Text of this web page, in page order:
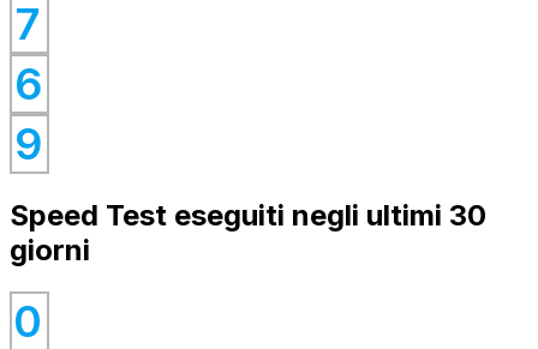
7
0
6
0
9
0
Speed Test eseguiti negli ultimi 30
giorni
0
0